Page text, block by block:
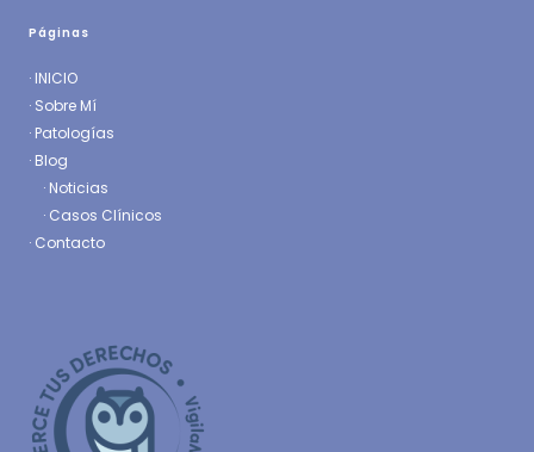
Páginas
· INICIO
· Sobre Mí
· Patologías
· Blog
· Noticias
· Casos Clínicos
· Contacto